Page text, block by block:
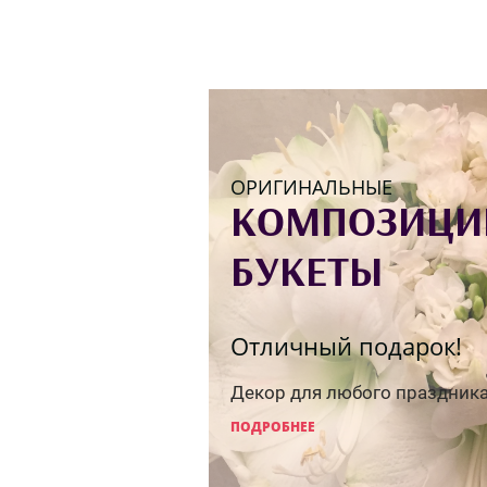
ОРИГИНАЛЬНЫЕ
БУКЕТЫ
Отличный подарок!
Декор для любого
ПОДРОБНЕЕ